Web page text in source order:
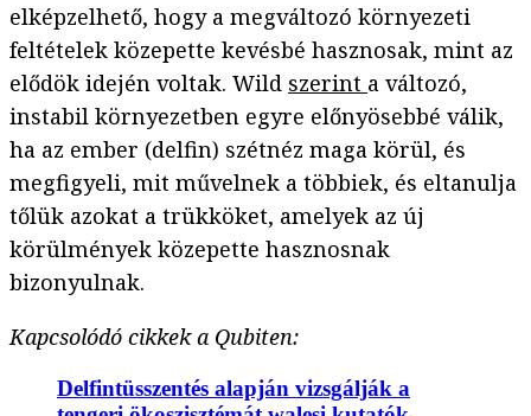
elképzelhető, hogy a megváltozó környezeti
feltételek közepette kevésbé hasznosak, mint az
elődök idején voltak. Wild szerint a változó,
instabil környezetben egyre előnyösebbé válik,
ha az ember (delfin) szétnéz maga körül, és
megfigyeli, mit művelnek a többiek, és eltanulja
tőlük azokat a trükköket, amelyek az új
körülmények közepette hasznosnak
bizonyulnak.
Kapcsolódó cikkek a Qubiten:
Delfintüsszentés alapján vizsgálják a